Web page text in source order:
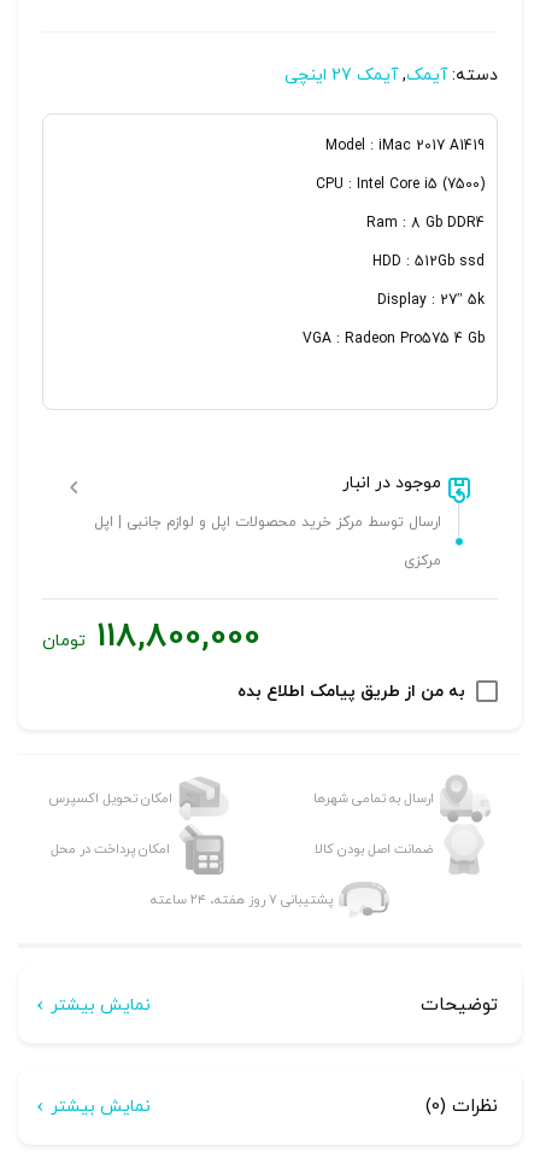
دسته:آیمک,آیمک 27 اینچی
Model : iMac 2017 A1419
CPU : Intel Core i5 (7500)
Ram : 8 Gb DDR4
HDD : 512Gb ssd
Display : 27″ 5k
VGA : Radeon Pro575 4 Gb
موجود در انبار
ارسال توسط مرکز خرید محصولات اپل و لوازم جانبی | اپل
مرکزی
118,800,000 تومان
به من از طریق پیامک اطلاع بده
ارسال به تمامی شهرها امکان تحویل اکسپرس
ضمانت اصل بودن کالا امکان پرداخت در محل
پشتیبانی ۷ روز هفته، ۲۴ ساعته
توضیحات نمایش بیشتر
نظرات (0) نمایش بیشتر